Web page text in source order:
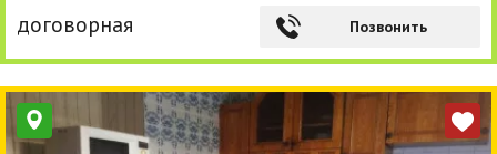
договорная Позвонить